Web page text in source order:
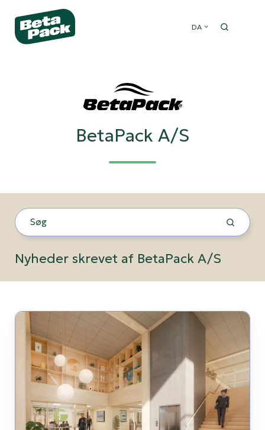
DA
BetaPack A/S
Nyheder skrevet af BetaPack A/S
Et
over
hovedet